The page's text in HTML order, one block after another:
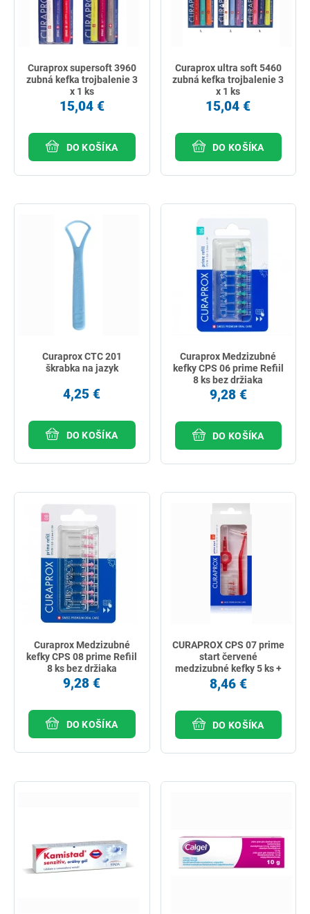
Curaprox supersoft 3960
zubná kefka trojbalenie 3
x 1 ks
15,04 €
DO KOŠÍKA
Curaprox ultra soft 5460
zubná kefka trojbalenie 3
x 1 ks
15,04 €
DO KOŠÍKA
Curaprox CTC 201
škrabka na jazyk
4,25 €
DO KOŠÍKA
Curaprox Medzizubné
kefky CPS 06 prime Refiil
8 ks bez držiaka
9,28 €
DO KOŠÍKA
Curaprox Medzizubné
kefky CPS 08 prime Refiil
8 ks bez držiaka
9,28 €
DO KOŠÍKA
CURAPROX CPS 07 prime
start červené
medzizubné kefky 5 ks +
držiaky UHS 409 a UHS
470, 1 set
8,46 €
DO KOŠÍKA